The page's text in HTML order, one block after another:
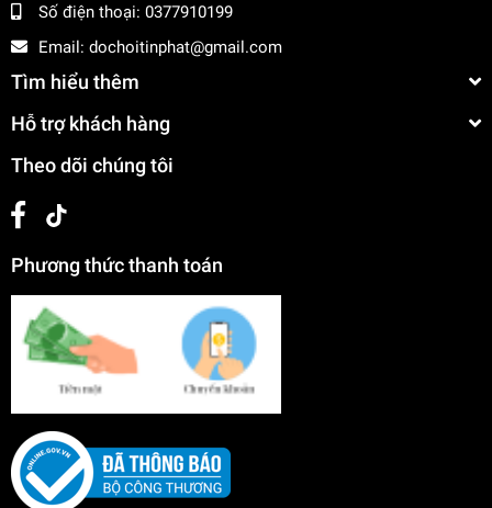
Số điện thoại: 0377910199
Email: dochoitinphat@gmail.com
Tìm hiểu thêm
Hỗ trợ khách hàng
Theo dõi chúng tôi
Phương thức thanh toán